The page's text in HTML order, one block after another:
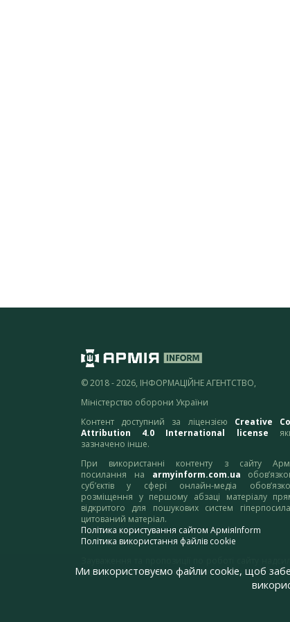
© 2018 - 2026, ІНФОРМАЦІЙНЕ АГЕНТСТВО,
Міністерство оборони України
Контент доступний за ліцензією Creative
Attribution 4.0 International license
зазначено інше.
При використанні контенту з сайту
посилання на armyinform.com.ua
суб’єктів у сфері онлайн-медіа
розміщення у першому абзаці матеріалу
відкритого для пошукових систем
цитований матеріал.
Політика користування сайтом АрміяInform
Політика використання файлів cookie
адресу:webmaster@armyinform.com.ua
Ми використовуємо файли cookie, щоб